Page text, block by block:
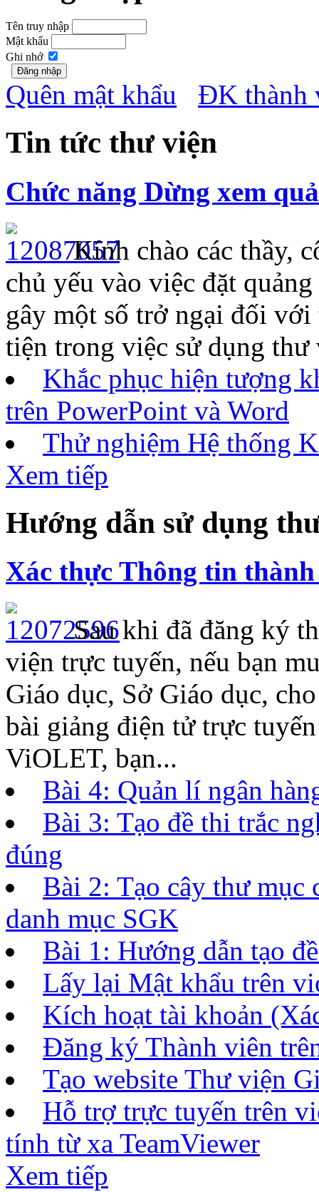
Tên truy nhập
Mật khẩu
Ghi nhớ
Quên mật khẩu ĐK thành
Tin tức thư viện
Chức năng Dừng xem
Kính chào các thầy,
chủ yếu vào việc đặt
gây một số trở ngại đối
tiện trong việc sử dụng thư
Khắc phục hiện tượng
trên PowerPoint và Word
Thử nghiệm Hệ thống
Xem tiếp
Hướng dẫn sử dụng
Xác thực Thông tin
Sau khi đã đăng ký
viện trực tuyến, nếu bạn
Giáo dục, Sở Giáo dục,
bài giảng điện tử trực
ViOLET, bạn...
Bài 4: Quản lí ngân
Bài 3: Tạo đề thi trắc
đúng
Bài 2: Tạo cây thư mục
danh mục SGK
Bài 1: Hướng dẫn tạo
Lấy lại Mật khẩu trên
Kích hoạt tài khoản
Đăng ký Thành viên
Tạo website Thư viện
Hỗ trợ trực tuyến trên
tính từ xa TeamViewer
Xem tiếp